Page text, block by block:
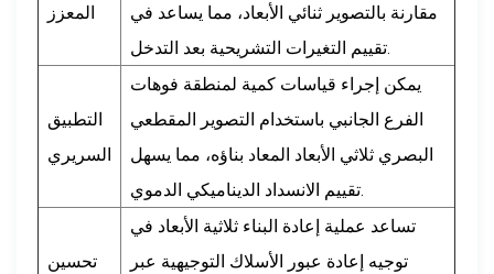
المعزز
مقارنة بالتصوير ثنائي الأبعاد، مما يساعد في
التطبيق
السريري
يمكن إجراء قياسات كمية لمنطقة فوهات
الفرع الجانبي باستخدام التصوير المقطعي
البصري ثلاثي الأبعاد المعاد بناؤه، مما يسهل
تحسين
تساعد عملية إعادة البناء ثلاثية الأبعاد في
توجيه إعادة عبور الأسلاك التوجيهية عبر